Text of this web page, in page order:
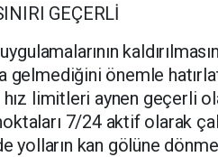
GEÇERLİ
gelmediğini önemle
hız limitleri aynen geçerli
7/24 aktif olarak
yolların kan gölüne